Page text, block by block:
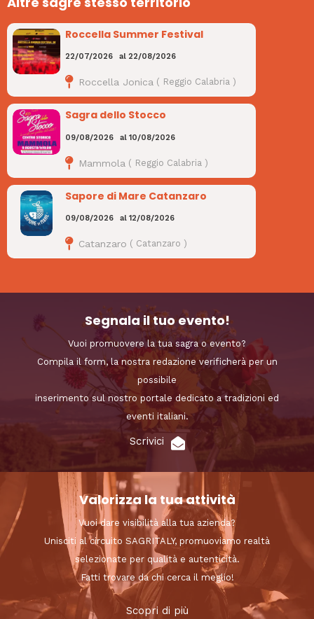
Roccella Summer Festival
22/07/2026 al 22/08/2026
Roccella Jonica ( Reggio Calabria )
Sagra dello Stocco
09/08/2026 al10/08/2026
Mammola ( Reggio Calabria )
Sapore di Mare Catanzaro
09/08/2026 al12/08/2026
Catanzaro ( Catanzaro )
Segnala il tuo evento!
Vuoi promuovere la tua sagra o evento?
Compila il form, la nostra redazione verificherà per un
possibile
inserimento sul nostro portale dedicato a tradizioni ed
eventi italiani.
Scrivici
Valorizza la tua attività
Vuoi dare visibilità alla tua azienda?
Unisciti al circuito SAGRITALY, promuoviamo realtà
selezionate per qualità e autenticità.
Fatti trovare da chi cerca il meglio!
Scopri di più